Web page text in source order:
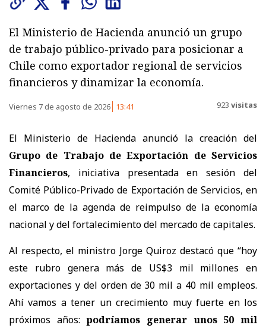
El Ministerio de Hacienda anunció un grupo
de trabajo público-privado para posicionar a
Chile como exportador regional de servicios
financieros y dinamizar la economía.
Viernes 7 de agosto de 2026 13:41 923 visitas
El Ministerio de Hacienda anunció la creación del
Grupo de Trabajo de Exportación de Servicios
Financieros, iniciativa presentada en sesión del
Comité Público-Privado de Exportación de Servicios, en
el marco de la agenda de reimpulso de la economía
nacional y del fortalecimiento del mercado de capitales.
Al respecto, el ministro Jorge Quiroz destacó que “hoy
este rubro genera más de US$3 mil millones en
exportaciones y del orden de 30 mil a 40 mil empleos.
Ahí vamos a tener un crecimiento muy fuerte en los
próximos años:podríamos generar unos 50 mil